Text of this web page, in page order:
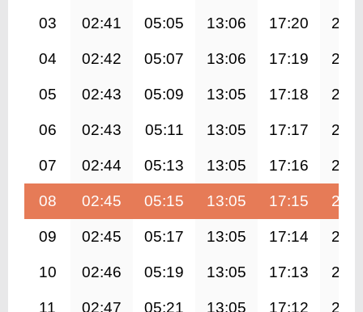
03 02:41 05:05 13:06 17:20
04 02:42 05:07 13:06 17:19
05 02:43 05:09 13:05 17:18
06 02:43 05:11 13:05 17:17
07 02:44 05:13 13:05 17:16
08 02:45 05:15 13:05 17:15
09 02:45 05:17 13:05 17:14
10 02:46 05:19 13:05 17:13
11 02:47 05:21 13:05 17:12